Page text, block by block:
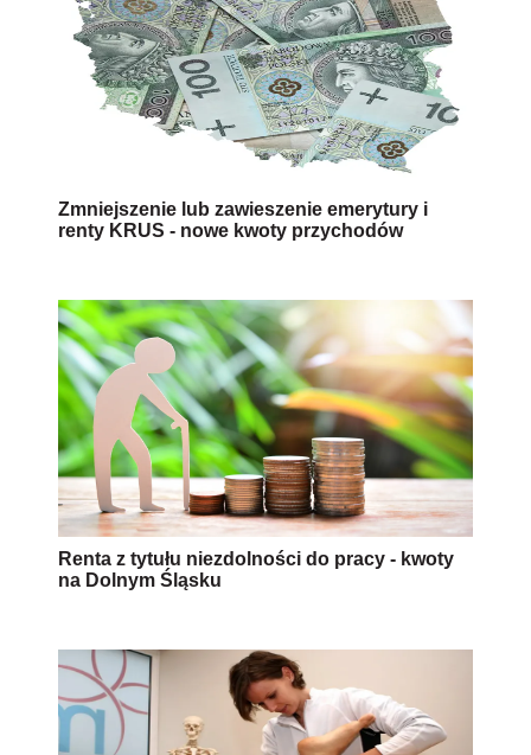
Zmniejszenie lub zawieszenie emerytury i
renty KRUS - nowe kwoty przychodów
Renta z tytułu niezdolności do pracy - kwoty
na Dolnym Śląsku